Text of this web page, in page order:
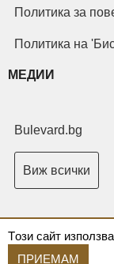
Tози сайт
ПРИЕМАМ
Политика за
Политика на
МЕДИИ
Bulevard.bg
Виж всички
Copyright ©